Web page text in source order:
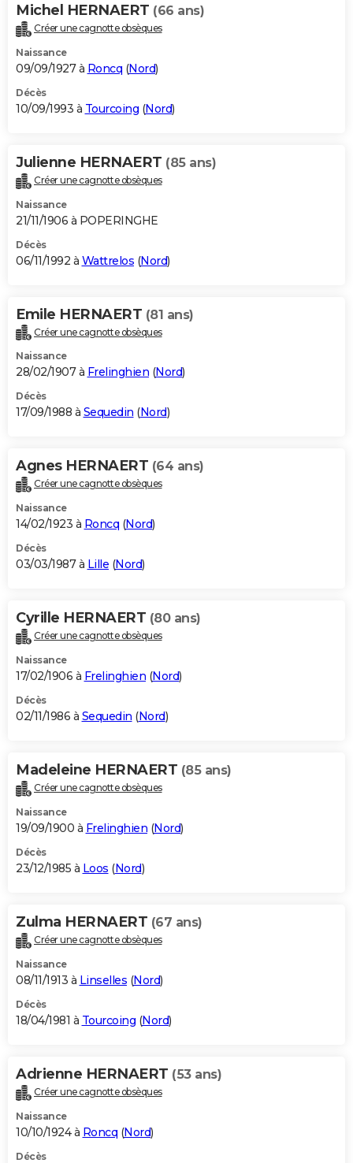
Michel HERNAERT (66 ans)
Créer une cagnotte obsèques
Naissance
09/09/1927 à Roncq (Nord)
Décès
10/09/1993 à Tourcoing (Nord)
Julienne HERNAERT (85 ans)
Créer une cagnotte obsèques
Naissance
21/11/1906 à POPERINGHE
Décès
06/11/1992 à Wattrelos (Nord)
Emile HERNAERT (81 ans)
Créer une cagnotte obsèques
Naissance
28/02/1907 à Frelinghien (Nord)
Décès
17/09/1988 à Sequedin (Nord)
Agnes HERNAERT (64 ans)
Créer une cagnotte obsèques
Naissance
14/02/1923 à Roncq (Nord)
Décès
03/03/1987 à Lille (Nord)
Cyrille HERNAERT (80 ans)
Créer une cagnotte obsèques
Naissance
17/02/1906 à Frelinghien (Nord)
Décès
02/11/1986 à Sequedin (Nord)
Madeleine HERNAERT (85 ans)
Créer une cagnotte obsèques
Naissance
19/09/1900 à Frelinghien (Nord)
Décès
23/12/1985 à Loos (Nord)
Zulma HERNAERT (67 ans)
Créer une cagnotte obsèques
Naissance
08/11/1913 à Linselles (Nord)
Décès
18/04/1981 à Tourcoing (Nord)
Adrienne HERNAERT (53 ans)
Créer une cagnotte obsèques
Naissance
10/10/1924 à Roncq (Nord)
Décès